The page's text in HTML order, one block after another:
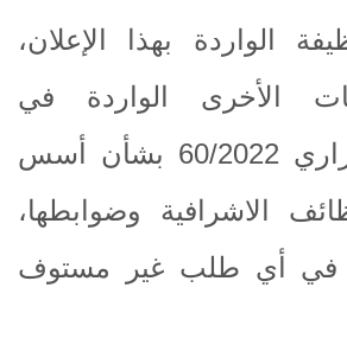
الواردة بهذا الإعلان،
الأخرى الواردة في
القرار الوزاري 60/2022 بشأن أسس
الاشرافية وضوابطها،
في أي طلب غير مستوف